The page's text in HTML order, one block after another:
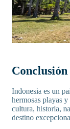
Conclusión
Indonesia es un
hermosas playas
cultura, historia,
destino